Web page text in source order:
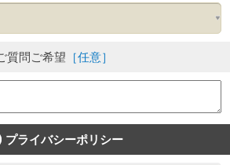
質問ご希望 ［任意］
プライバシーポリシー